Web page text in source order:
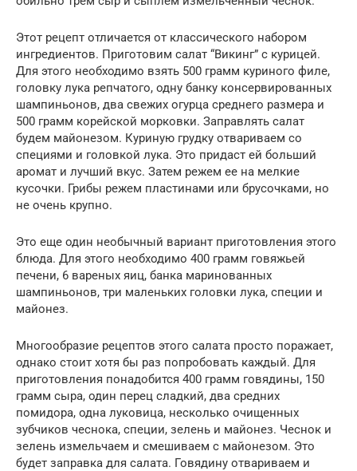
Этот рецепт отличается от классического набором
ингредиентов. Приготовим салат “Викинг” с курицей.
Для этого необходимо взять 500 грамм куриного филе,
головку лука репчатого, одну банку консервированных
шампиньонов, два свежих огурца среднего размера и
500 грамм корейской морковки. Заправлять салат
будем майонезом. Куриную грудку отвариваем со
специями и головкой лука. Это придаст ей больший
аромат и лучший вкус. Затем режем ее на мелкие
кусочки. Грибы режем пластинами или брусочками, но
не очень крупно.
Это еще один необычный вариант приготовления этого
блюда. Для этого необходимо 400 грамм говяжьей
печени, 6 вареных яиц, банка маринованных
шампиньонов, три маленьких головки лука, специи и
майонез.
Многообразие рецептов этого салата просто поражает,
однако стоит хотя бы раз попробовать каждый. Для
приготовления понадобится 400 грамм говядины, 150
грамм сыра, один перец сладкий, два средних
помидора, одна луковица, несколько очищенных
зубчиков чеснока, специи, зелень и майонез. Чеснок и
зелень измельчаем и смешиваем с майонезом. Это
будет заправка для салата. Говядину отвариваем и